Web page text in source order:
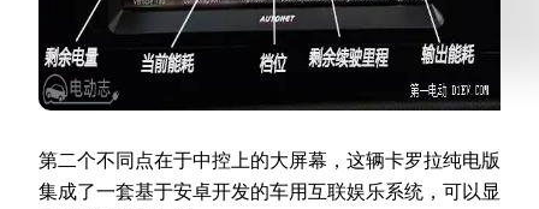
第二个不同点在于中控上的大屏幕，这辆卡罗拉纯电版
集成了一套基于安卓开发的车用互联娱乐系统，可以显